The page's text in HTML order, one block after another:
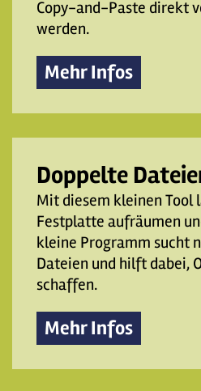
Copy-and-Paste direkt
werden.
Mehr Infos
Doppelte
Mit diesem kleinen Tool
Festplatte aufräumen
kleine Programm sucht
Dateien und hilft dabei,
schaffen.
Mehr Infos